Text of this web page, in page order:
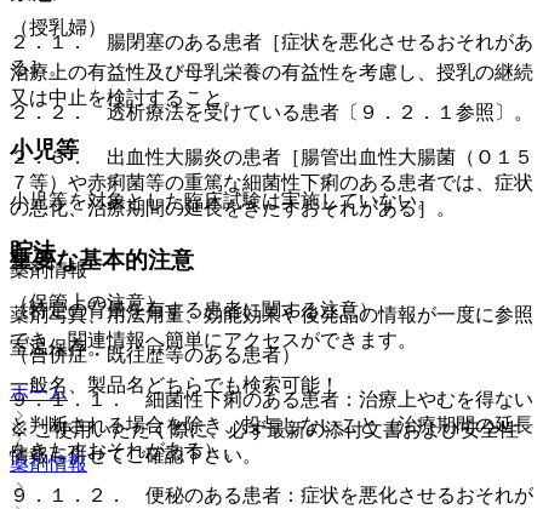
（授乳婦）
治療上の有益性及び母乳栄養の有益性を考慮し、授乳の継続
又は中止を検討すること。
小児等
小児等を対象とした臨床試験は実施していない。
貯法
（保管上の注意）
室温保存。
ホーム
薬剤情報
２．１． 腸閉塞のある患者［症状を悪化させるおそれがあ
る］。
２．２． 透析療法を受けている患者〔９．２．１参照〕。
２．３． 出血性大腸炎の患者［腸管出血性大腸菌（Ｏ１５
７等）や赤痢菌等の重篤な細菌性下痢のある患者では、症状
の悪化、治療期間の延長をきたすおそれがある］。
重要な基本的注意
（特定の背景を有する患者に関する注意）
（合併症・既往歴等のある患者）
９．１．１． 細菌性下痢のある患者：治療上やむを得ない
と判断される場合を除き、投与しないこと（治療期間の延長
をきたすおそれがある）。
９．１．２． 便秘のある患者：症状を悪化させるおそれが
薬剤情報
薬剤写真、用法用量、効能効果や後発品の情報が一度に参照
でき、関連情報へ簡単にアクセスができます。
一般名、製品名どちらでも検索可能！
※ ご使用いただく際に、必ず最新の添付文書および安全性
情報も併せてご確認下さい。